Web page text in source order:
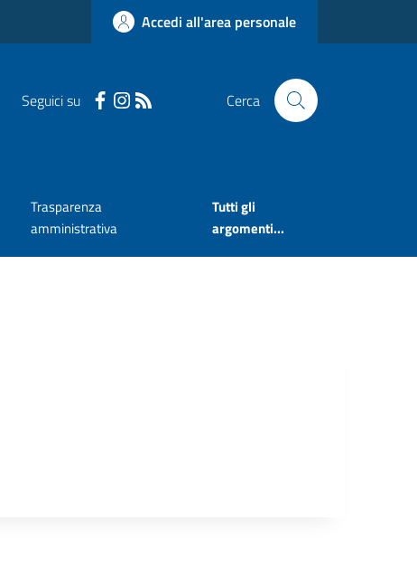
Accedi all'area personale
Seguici su Cerca
Trasparenza
amministrativa
Tutti gli
argomenti...